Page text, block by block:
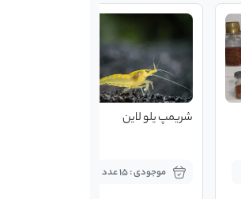
شریمپ یلو لاین
موجودی : 15 عدد